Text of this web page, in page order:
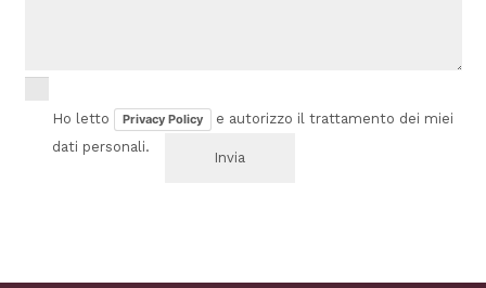
Ho letto Privacy Policy
e autorizzo il trattamento dei miei
dati personali.